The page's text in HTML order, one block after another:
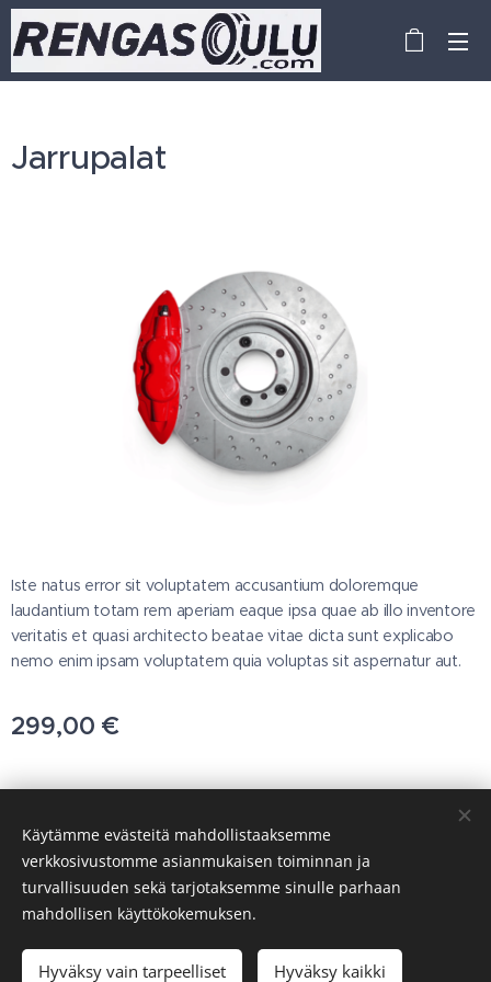
Jarrupalat
Iste natus error sit voluptatem accusantium doloremque
laudantium totam rem aperiam eaque ipsa quae ab illo inventore
veritatis et quasi architecto beatae vitae dicta sunt explicabo
nemo enim ipsam voluptatem quia voluptas sit aspernatur aut.
299,00 €
Lisää ostoskoriin
T.svanberg OY
Evästeet
Käytämme evästeitä mahdollistaaksemme
verkkosivustomme asianmukaisen toiminnan ja
turvallisuuden sekä tarjotaksemme sinulle parhaan
mahdollisen käyttökokemuksen.
Hyväksy vain tarpeelliset Hyväksy kaikki